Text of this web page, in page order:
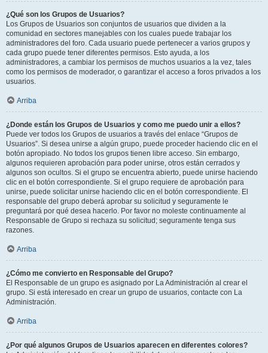
¿Qué son los Grupos de Usuarios?
Los Grupos de Usuarios son conjuntos de usuarios que dividen a la
comunidad en sectores manejables con los cuales puede trabajar los
administradores del foro. Cada usuario puede pertenecer a varios grupos y
cada grupo puede tener diferentes permisos. Esto ayuda, a los
administradores, a cambiar los permisos de muchos usuarios a la vez, tales
como los permisos de moderador, o garantizar el acceso a foros privados a los
usuarios.
Arriba
¿Donde están los Grupos de Usuarios y como me puedo unir a ellos?
Puede ver todos los Grupos de usuarios a través del enlace “Grupos de
Usuarios”. Si desea unirse a algún grupo, puede proceder haciendo clic en el
botón apropiado. No todos los grupos tienen libre acceso. Sin embargo,
algunos requieren aprobación para poder unirse, otros están cerrados y
algunos son ocultos. Si el grupo se encuentra abierto, puede unirse haciendo
clic en el botón correspondiente. Si el grupo requiere de aprobación para
unirse, puede solicitar unirse haciendo clic en el botón correspondiente. El
responsable del grupo deberá aprobar su solicitud y seguramente le
preguntará por qué desea hacerlo. Por favor no moleste continuamente al
Responsable de Grupo si rechaza su solicitud; seguramente tenga sus
razones.
Arriba
¿Cómo me convierto en Responsable del Grupo?
El Responsable de un grupo es asignado por La Administración al crear el
grupo. Si está interesado en crear un grupo de usuarios, contacte con La
Administración.
Arriba
¿Por qué algunos Grupos de Usuarios aparecen en diferentes colores?